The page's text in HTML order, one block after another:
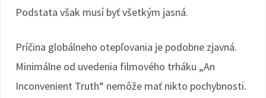
Podstata však musí byť všetkým jasná.
Príčina globálneho otepľovania je podobne zjavná.
Minimálne od uvedenia filmového trháku „An
Inconvenient Truth“ nemôže mať nikto pochybnosti.